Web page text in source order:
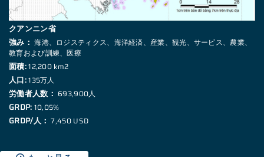
クアンニン省
強み： 海港、ロジスティクス、海洋経済、産業、観光、サービス、農業、
教育および訓練、医療
面積:12,200 km2
人口:135万人
労働者人数： 693,900人
GRDP: 10,05%
GRDP/人： 7,450 USD